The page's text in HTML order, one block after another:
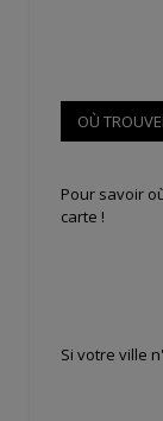
OÙ
Pour savoir
carte !
Si votre ville